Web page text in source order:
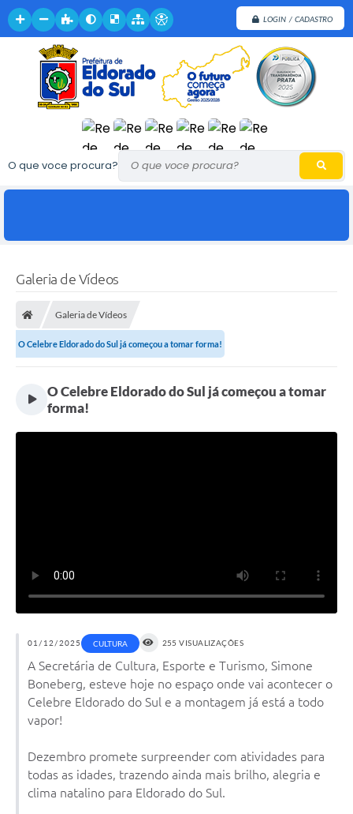
LOGIN / CADASTRO
O que voce procura?
Galeria de Vídeos
Galeria de Vídeos
O Celebre Eldorado do Sul já começou a tomar forma!
O Celebre Eldorado do Sul já começou a tomar
forma!
01/12/2025 CULTURA 255 VISUALIZAÇÕES
A Secretária de Cultura, Esporte e Turismo, Simone
Boneberg, esteve hoje no espaço onde vai acontecer o
Celebre Eldorado do Sul e a montagem já está a todo
vapor!
Dezembro promete surpreender com atividades para
todas as idades, trazendo ainda mais brilho, alegria e
clima natalino para Eldorado do Sul.